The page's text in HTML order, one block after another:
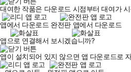
대여한 작품은 다운로드 시점부터 대여가
앱에서 다운로드 완전판 앱에서 다운로드
앱으로 연결해서 보시겠습니까?
앱이 설치되어 있지 않으면 앱 다운로드로